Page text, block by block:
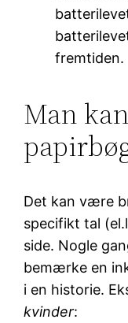
fremtiden.
Man
Det kan være
specifikt tal
side. Nogle
bemærke en
i en historie.
kvinder: